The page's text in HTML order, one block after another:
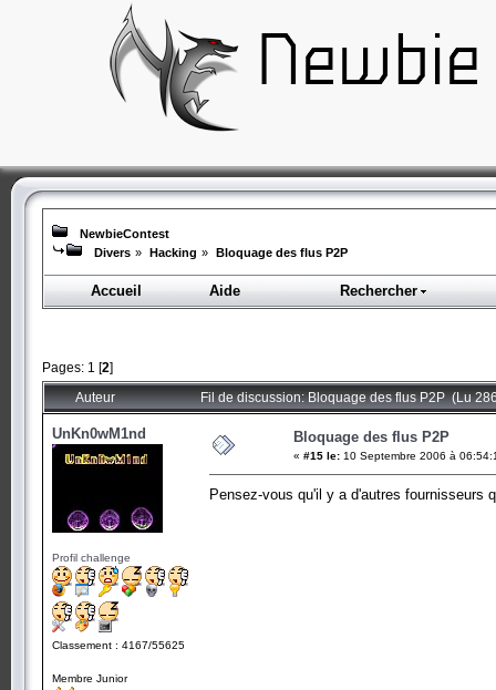
NewbieContest
Divers » Hacking » Bloquage des flus P2P
Accueil Aide Rechercher
Pages: 1 [2]
Auteur Fil de discussion: Bloquage des flus P2P (Lu
UnKn0wM1nd
Profil challenge
Classement : 4167/55625
Membre Junior
Bloquage des flus P2P
« #15 le: 10 Septembre 2006 à
Pensez-vous qu'il y a d'autres fournisseurs